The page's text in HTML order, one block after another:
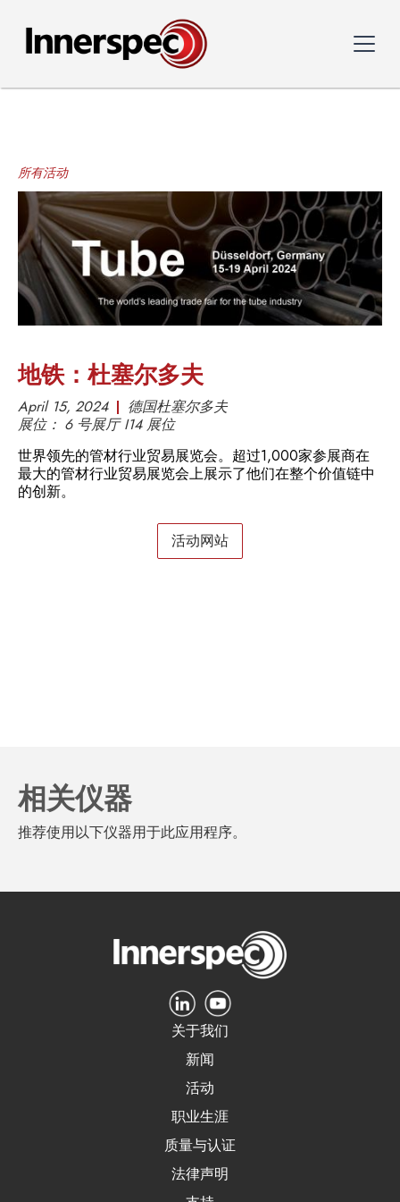
所有活动
地铁：杜塞尔多夫
April 15, 2024
德国杜塞尔多夫
展位： 6 号展厅 I14 展位
世界领先的管材行业贸易展览会。超过1,000家参展商在
最大的管材行业贸易展览会上展示了他们在整个价值链中
的创新。
活动网站
相关仪器
推荐使用以下仪器用于此应用程序。
关于我们
新闻
活动
职业生涯
质量与认证
法律声明